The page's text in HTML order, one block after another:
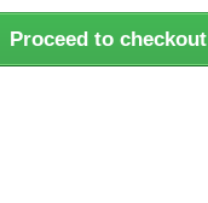
Proceed to checkout